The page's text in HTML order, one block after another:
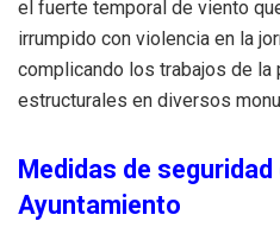
el fuerte temporal de viento
irrumpido con violencia en la
complicando los trabajos de la
estructurales en diversos
Medidas de seguridad
Ayuntamiento